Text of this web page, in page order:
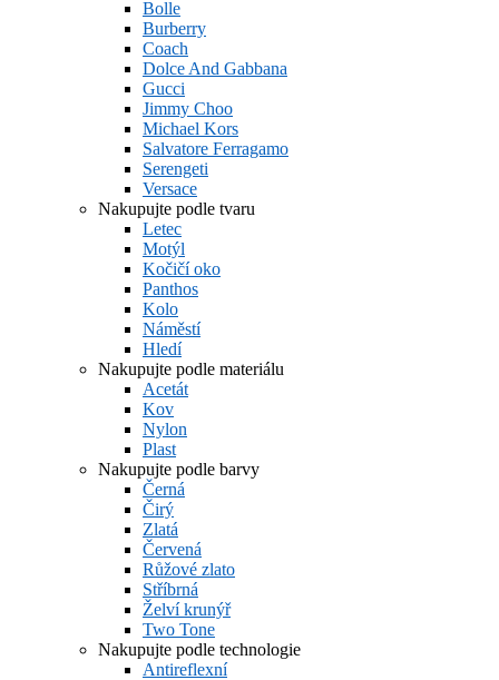
Bolle
Burberry
Coach
Dolce And Gabbana
Gucci
Jimmy Choo
Michael Kors
Salvatore Ferragamo
Serengeti
Versace
Nakupujte podle tvaru
Letec
Motýl
Kočičí oko
Panthos
Kolo
Náměstí
Hledí
Nakupujte podle materiálu
Acetát
Kov
Nylon
Plast
Nakupujte podle barvy
Černá
Čirý
Zlatá
Červená
Růžové zlato
Stříbrná
Želví krunýř
Two Tone
Nakupujte podle technologie
Antireflexní